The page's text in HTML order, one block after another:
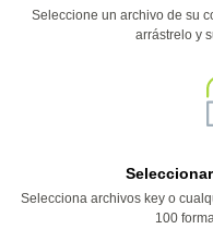
Seleccione un archivo de su
arrástrelo y
Selecciona archivos key o
100